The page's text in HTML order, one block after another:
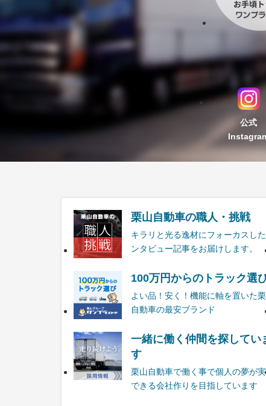
公式
栗山自動車の職人・挑戦
キラリと光る逸材にフォーカスし
ンタビュー記事をお届けします。
100万円からのトラック選
よい品！安く！機能に軸を置いた
自動車の最安ブランド
一緒に働く仲間を探してい
す
栗山自動車で働く事で個人の夢が
できる会社作りを目指しています